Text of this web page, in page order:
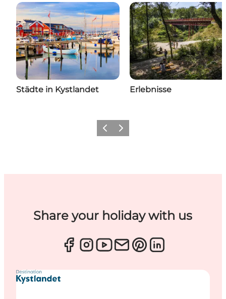
Städte in Kystlandet Erlebnisse
ZurückWeiter
Share your holiday with us